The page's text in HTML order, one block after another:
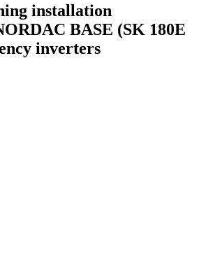
installation
BASE (SK 180E
inverters